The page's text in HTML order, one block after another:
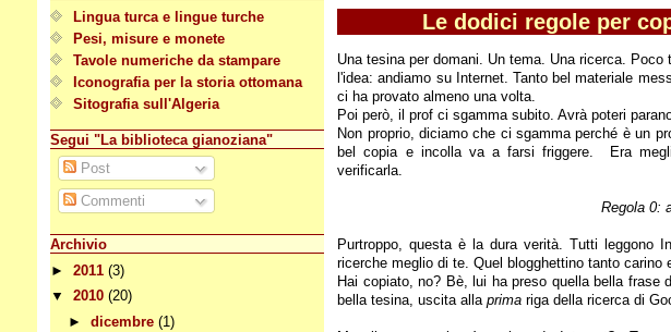
Lingua turca e lingue turche
Pesi, misure e monete
Tavole numeriche da stampare
Iconografia per la storia ottomana
Sitografia sull'Algeria
Segui "La biblioteca gianoziana"
Post
Commenti
Archivio
►2011(3)
▼2010(20)
► dicembre (1)
Le dodici regole per
Una tesina per domani. Un tema. Una ricerca.
l'idea: andiamo su Internet. Tanto bel materiale
ci ha provato almeno una volta.
Poi però, il prof ci sgamma subito. Avrà poteri
Non proprio, diciamo che ci sgamma perché è un
bel copia e incolla va a farsi friggere. Era
verificarla.
Regola 0:
Purtroppo, questa è la dura verità. Tutti leggono
ricerche meglio di te. Quel blogghettino tanto
Hai copiato, no? Bè, lui ha preso quella bella
bella tesina, uscita allaprima riga della ricerca di